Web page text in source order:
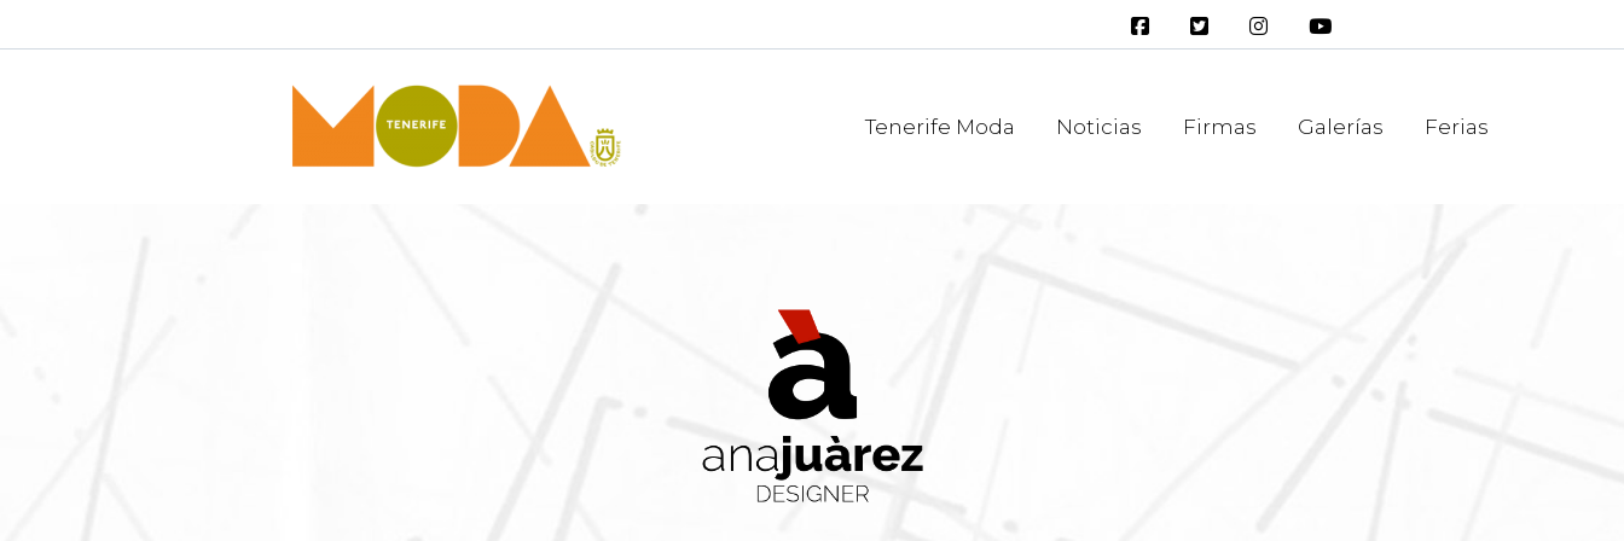
Tenerife Moda Noticias Firmas Galerías Ferias